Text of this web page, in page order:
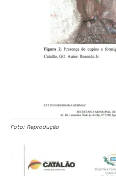
Foto: Reprodução